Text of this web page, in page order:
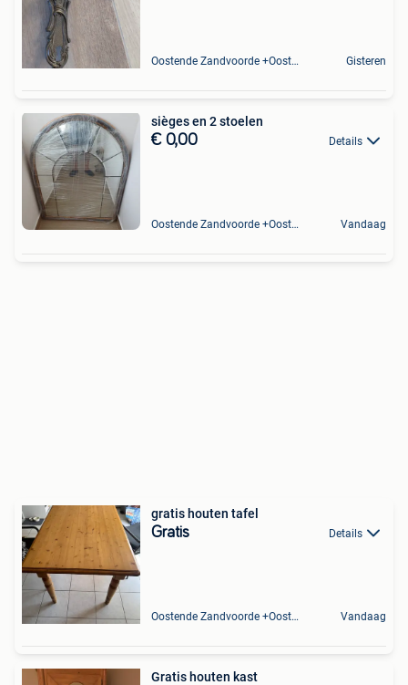
Oostende Zandvoorde +Oostende Gisteren
sièges en 2 stoelen
€ 0,00 Details
Oostende Zandvoorde +Oostende Vandaag
gratis houten tafel
Gratis Details
Oostende Zandvoorde +Oostende Vandaag
Gratis houten kast